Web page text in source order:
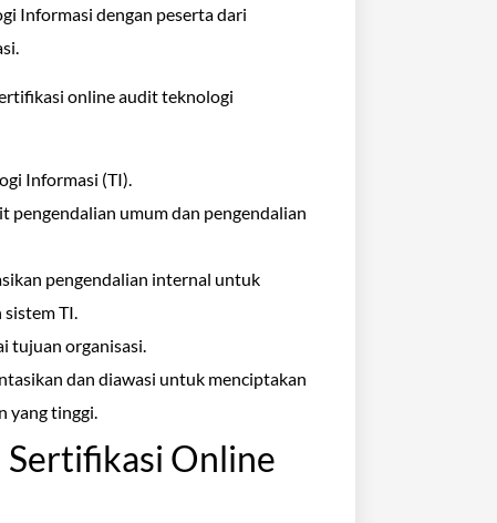
Informasi dengan peserta dari
online audit teknologi
Informasi (TI).
pengendalian umum dan pengendalian
pengendalian internal untuk
TI.
tujuan organisasi.
dan diawasi untuk menciptakan
yang tinggi.
Sertifikasi Online